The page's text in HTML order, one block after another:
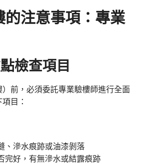
的注意事項：專業
檢查項目
前，必須委託專業驗樓師進行全面
目：
、滲水痕跡或油漆剝落
完好，有無滲水或結露痕跡